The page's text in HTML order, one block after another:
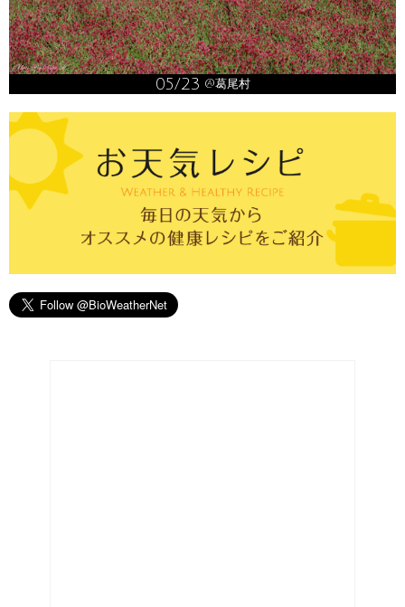
05/23 @葛尾村